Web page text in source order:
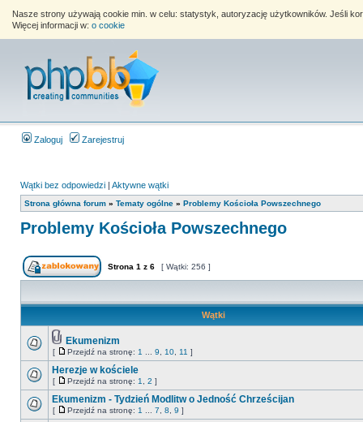
Nasze strony używają cookie min. w celu: statystyk, autoryzację użytkowników. Jeśli
Więcej informacji w: o cookie
Zaloguj Zarejestruj
Wątki bez odpowiedzi | Aktywne wątki
Strona główna forum » Tematy ogólne » Problemy Kościoła Powszechnego
Problemy Kościoła Powszechnego
Strona 1 z 6 [ Wątki: 256 ]
Wątki
Ekumenizm
[ Przejdź na stronę: 1 9 10 11 ]
Herezje w kościele
[ Przejdź na stronę: 1 2 ]
Ekumenizm - Tydzień Modlitw o Jedność Chrześcijan
[ Przejdź na stronę: 1 7 8 9 ]